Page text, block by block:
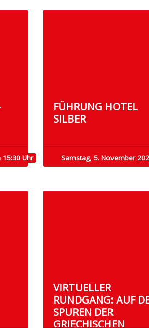
15:30 Uhr
FÜHRUNG HOTEL
SILBER
Samstag, 5. November
VIRTUELLER
RUNDGANG: AUF
SPUREN DER
GRIECHISCHEN